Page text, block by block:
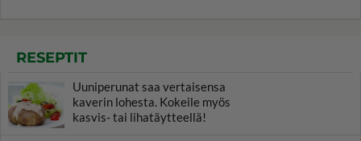
RESEPTIT
Uuniperunat saa vertaisensa
kaverin lohesta. Kokeile myös
kasvis- tai lihatäytteellä!